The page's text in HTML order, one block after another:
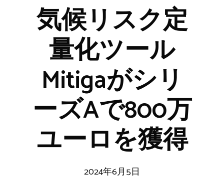
気候リスク定
量化ツール
Mitigaがシリ
ーズAで800万
ユーロを獲得
2024年6月5日